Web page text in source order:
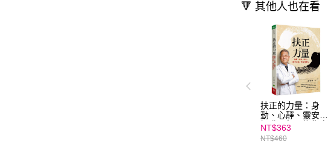
🔻 其他人也在看
扶正的力量：身
動、心靜、靈安，
提升正氣，恢復自
癒力｜親子家庭嚴
選館
NT$363
NT$460